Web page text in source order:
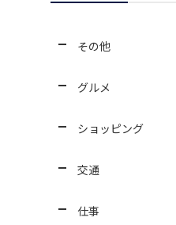
その他
グルメ
ショッピング
交通
仕事